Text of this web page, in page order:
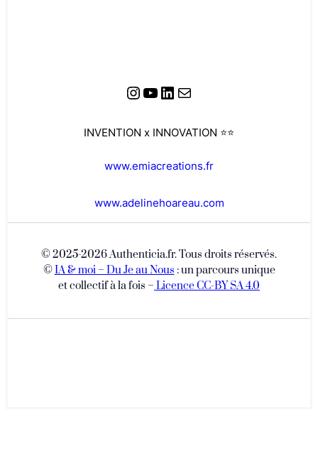
Instagram YouTube LinkedIn E-mail
INVENTION x INNOVATION ⭐️⭐️
www.emiacreations.fr
www.adelinehoareau.com
© 2025-2026 Authenticia.fr. Tous droits réservés.
©IA & moi – Du Je au Nous : un parcours unique
et collectif à la fois – Licence CC-BY SA 4.0